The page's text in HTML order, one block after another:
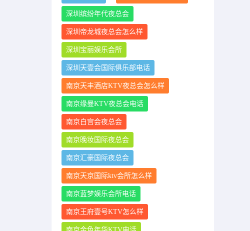
深圳缤纷年代夜总会
深圳帝龙城夜总会怎么样
深圳宝丽娱乐会所
深圳天壹会国际俱乐部电话
南京天丰酒店KTV夜总会怎么样
南京缘曼KTV夜总会电话
南京白宫会夜总会
南京晚妆国际夜总会
南京汇豪国际夜总会
南京天京国际ktv会所怎么样
南京蓝梦娱乐会所电话
南京王府壹号KTV怎么样